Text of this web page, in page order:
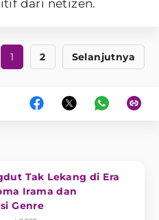
dari netizen.
1 2 Selanjutnya
Tak Lekang di Era
Irama dan
Genre